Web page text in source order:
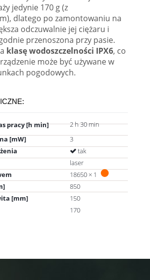
jedynie 170 g (z
dlatego po zamontowaniu na
odczuwalnie jej ciężaru i
przenoszona przy pasie.
klasę wodoszczelności IPX6, co
może być używane w
pogodowych.
pracy [h min]
2 h 30 min
[mW]
3
tak
laser
18650 × 1
850
[mm]
150
170